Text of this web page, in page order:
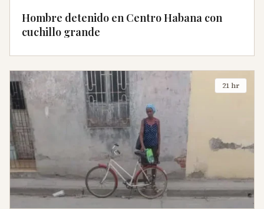
Hombre detenido en Centro Habana con
cuchillo grande
21 hr